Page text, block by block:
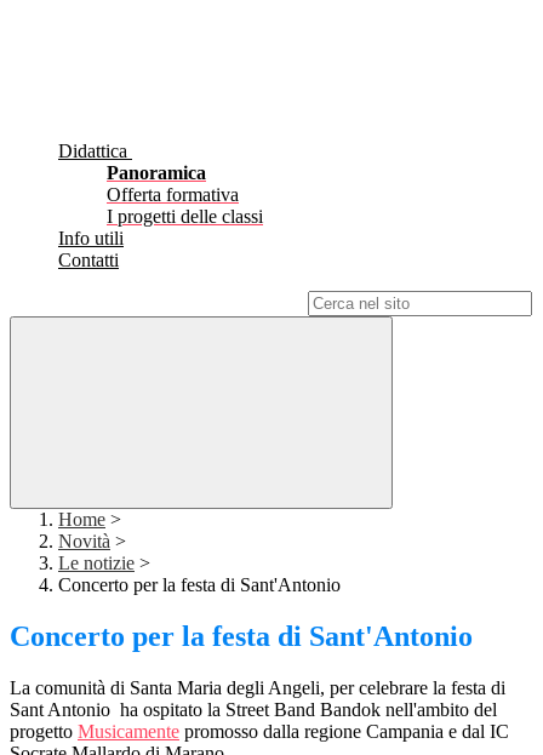
Didattica
Panoramica
Offerta formativa
I progetti delle classi
Info utili
Contatti
Home >
Novità >
Le notizie >
Concerto per la festa di Sant'Antonio
Concerto per la festa di Sant'Antonio
La comunità di Santa Maria degli Angeli, per celebrare la festa di
Sant Antonio ha ospitato la Street Band Bandok nell'ambito del
progetto Musicamente promosso dalla regione Campania e dal IC